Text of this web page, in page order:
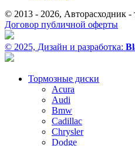
© 2013 - 2026, Авторасходник -
Договор публичной оферты
© 2025, Дизайн и разработка:
Тормозные диски
Acura
Audi
Bmw
Cadillac
Chrysler
Dodge